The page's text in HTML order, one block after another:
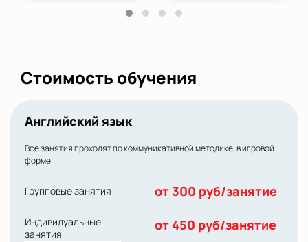
Стоимость обучения
Английский язык
Все занятия проходят по коммуникативной методике, в игровой
форме
Групповые занятия от 300 руб/занятие
Индивидуальные
занятия
от 450 руб/занятие